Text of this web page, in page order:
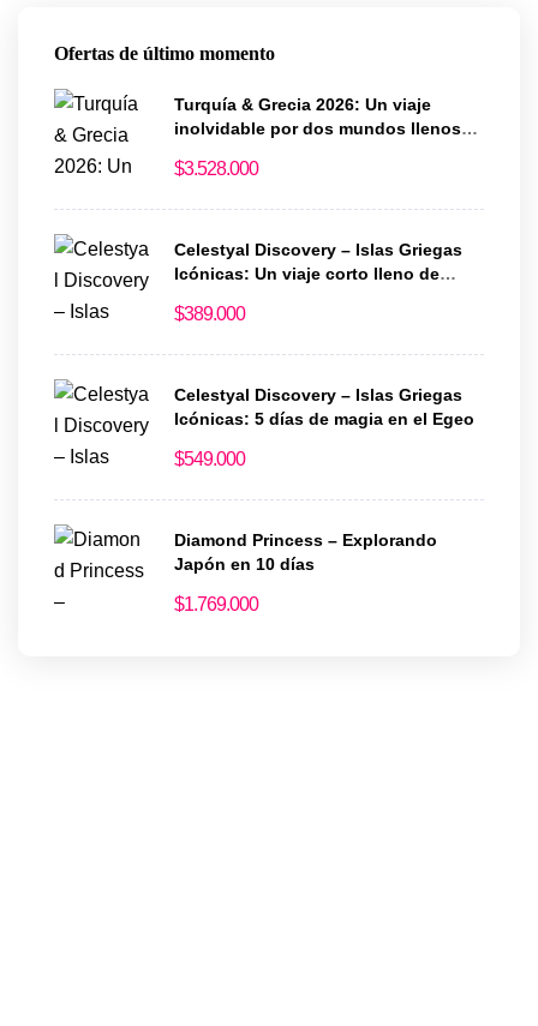
Ofertas de último momento
Turquía & Grecia 2026: Un viaje
inolvidable por dos mundos llenos
$3.528.000
Celestyal Discovery – Islas Griegas
Icónicas: Un viaje corto lleno de
$389.000
Celestyal Discovery – Islas Griegas
Icónicas: 5 días de magia en el Egeo
$549.000
Diamond Princess – Explorando
Japón en 10 días
$1.769.000